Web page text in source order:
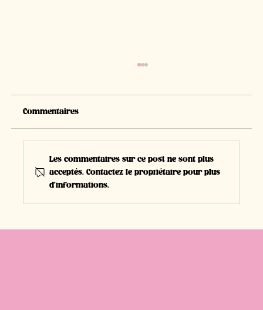
Commentaires
Les commentaires sur ce post ne sont plus
acceptés. Contactez le propriétaire pour plus
d'informations.